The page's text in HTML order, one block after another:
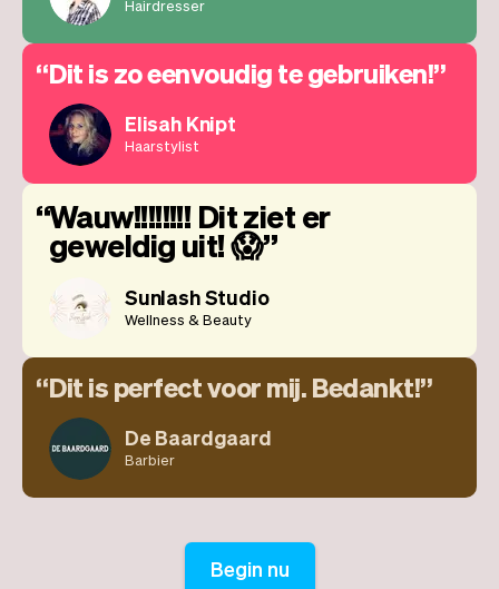
Hairdresser
Dit is zo eenvoudig te gebruiken!
Elisah Knipt
Haarstylist
Wauw!!!!!!!! Dit ziet er
geweldig uit! 😱
Sunlash Studio
Wellness & Beauty
Dit is perfect voor mij. Bedankt!
De Baardgaard
Barbier
Begin nu